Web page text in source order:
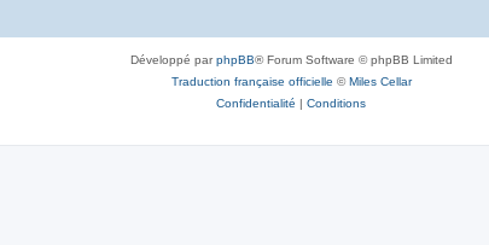
Développé parphpBB® Forum Software © phpBB Limited
Traduction française officielle ©Miles Cellar
Confidentialité | Conditions